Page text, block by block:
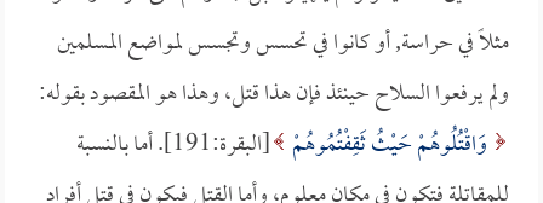
مثلاً في حراسة, أو كانوا في تحسس وتجسس لمواضع المسلمين
ولم يرفعوا السلاح حينئذ فإن هذا قتل، وهذا هو المقصود بقوله:
وَاقْتُلُوهُمْ حَيْثُ ثَقِفْتُمُوهُمْ
[البقرة:191]. أما بالنسبة